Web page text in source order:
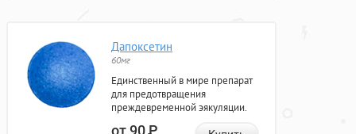
Дапоксетин
60мг
Единственный в мире препарат
для предотвращения
преждевременной эякуляции.